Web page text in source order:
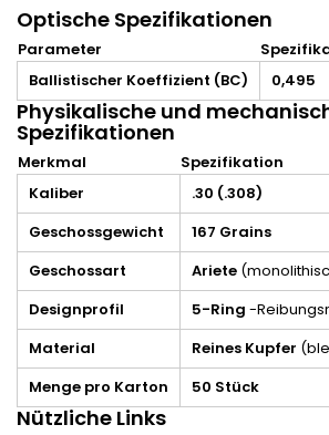
Optische Spezifikationen
Parameter
Ballistischer Koeffizient (BC)
0,495
Physikalische und
Spezifikationen
Merkmal
Spezifikation
Kaliber
.30 (.308)
Geschossgewicht
167 Grains
Geschossart
Ariete
Designprofil
5-Ring -
Material
Reines Kupfer
Menge pro Karton
50 Stück
Nützliche Links